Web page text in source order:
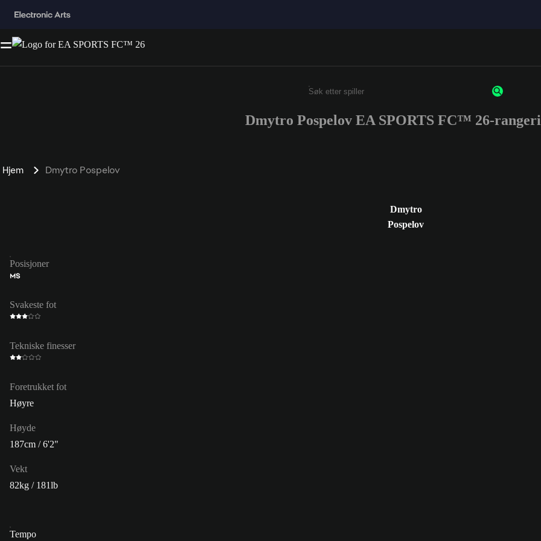
Enter a minimum of 3 characters or numbers
Dmytro Pospelov EA SPORTS FC™ 26-
Hjem Dmytro Pospelov
Dmytro
Pospelov
Posisjoner
MS
Svakeste fot
Tekniske finesser
Foretrukket fot
Høyre
Høyde
187cm / 6'2"
Vekt
82kg / 181lb
Tempo